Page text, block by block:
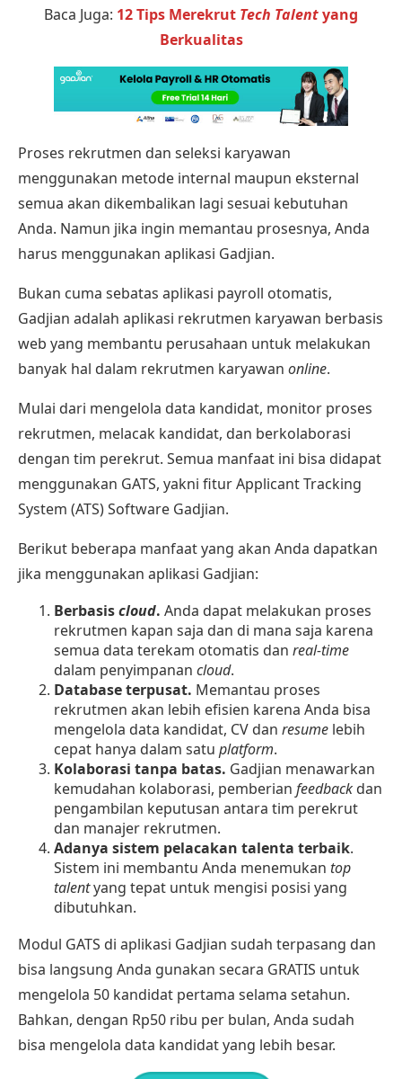
Baca Juga: 12 Tips Merekrut Tech Talentyang
Berkualitas
Proses rekrutmen dan seleksi karyawan
menggunakan metode internal maupun eksternal
semua akan dikembalikan lagi sesuai kebutuhan
Anda. Namun jika ingin memantau prosesnya, Anda
harus menggunakan aplikasi Gadjian.
Bukan cuma sebatas aplikasi payroll otomatis,
Gadjian adalah aplikasi rekrutmen karyawan berbasis
web yang membantu perusahaan untuk melakukan
banyak hal dalam rekrutmen karyawan online.
Mulai dari mengelola data kandidat, monitor proses
rekrutmen, melacak kandidat, dan berkolaborasi
dengan tim perekrut. Semua manfaat ini bisa didapat
menggunakan GATS, yakni fiturApplicant Tracking
System (ATS)Software Gadjian.
Berikut beberapa manfaat yang akan Anda dapatkan
jika menggunakan aplikasi Gadjian:
Berbasiscloud. Anda dapat melakukan proses
rekrutmen kapan saja dan di mana saja karena
semua data terekam otomatis dan real-time
dalam penyimpanan cloud.
Database terpusat. Memantau proses
rekrutmen akan lebih efisien karena Anda bisa
mengelola data kandidat, CV dan resume lebih
cepat hanya dalam satu platform.
Kolaborasi tanpa batas. Gadjian menawarkan
kemudahan kolaborasi, pemberian feedback dan
pengambilan keputusan antara tim perekrut
dan manajer rekrutmen.
Adanya sistem pelacakan talenta terbaik.
Sistem ini membantu Anda menemukan top
talentyang tepat untuk mengisi posisi yang
dibutuhkan.
Modul GATS di aplikasi Gadjian sudah terpasang dan
bisa langsung Anda gunakan secara GRATIS untuk
mengelola 50 kandidat pertama selama setahun.
Bahkan, dengan Rp50 ribu per bulan, Anda sudah
bisa mengelola data kandidat yang lebih besar.